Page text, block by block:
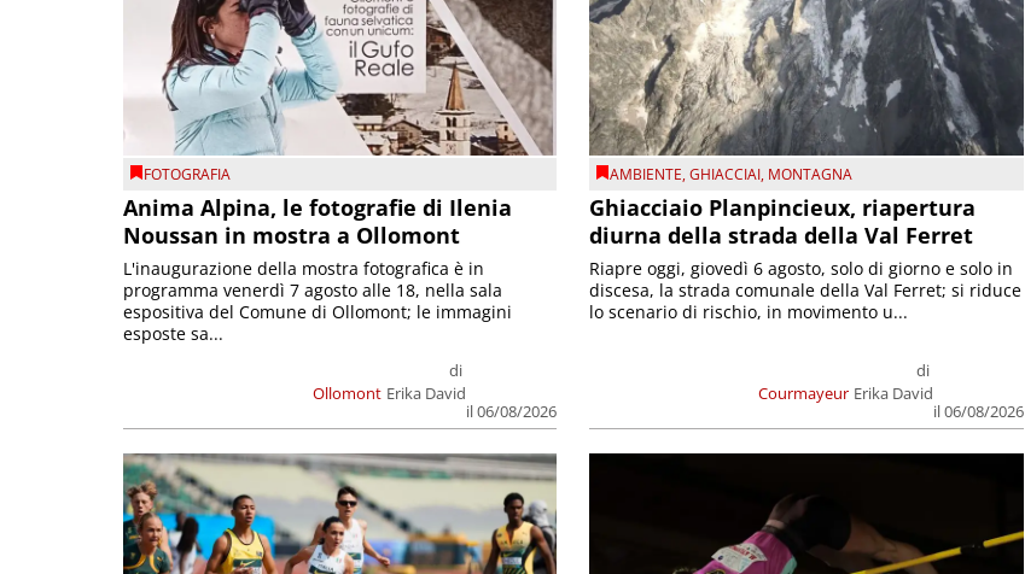
FOTOGRAFIA
Anima Alpina, le fotografie di Ilenia
Noussan in mostra a Ollomont
Ollomont
di
Erika David
il 06/08/2026
L'inaugurazione della mostra fotografica è in
programma venerdì 7 agosto alle 18, nella sala
espositiva del Comune di Ollomont; le immagini
esposte sa...
AMBIENTE,GHIACCIAI, MONTAGNA
Ghiacciaio Planpincieux, riapertura
diurna della strada della Val Ferret
Courmayeur
di
Erika David
il 06/08/2026
Riapre oggi, giovedì 6 agosto, solo di giorno e solo in
discesa, la strada comunale della Val Ferret; si riduce
lo scenario di rischio, in movimento u...